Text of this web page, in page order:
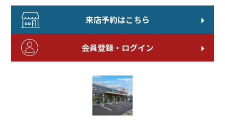
来店予約はこちら
会員登録・ログイン